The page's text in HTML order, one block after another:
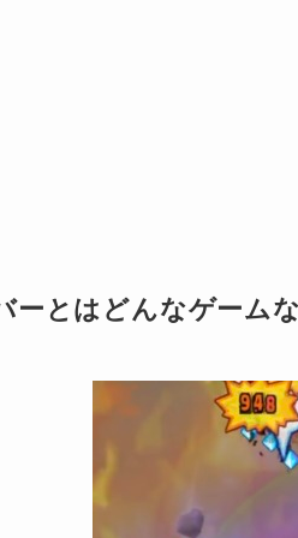
ーとはどんなゲーム